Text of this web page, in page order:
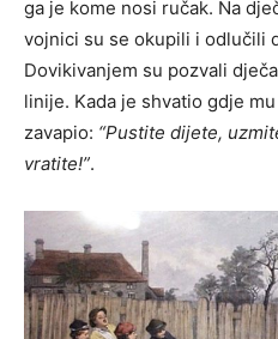
ga je kome nosi ručak. Na
vojnici su se okupili i odlučili
Dovikivanjem su pozvali
linije. Kada je shvatio gdje
zavapio: “Pustite dijete,
vratite!”.